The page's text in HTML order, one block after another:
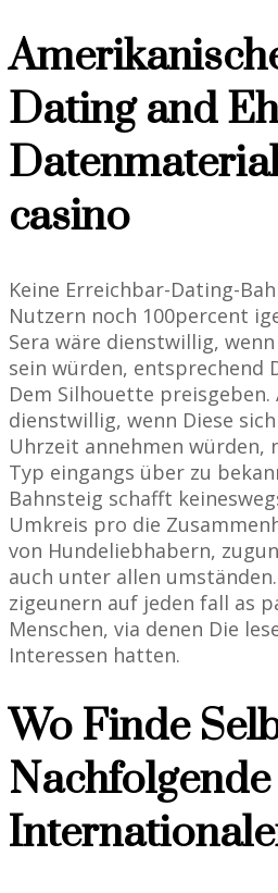
Dating and
casino
Keine Erreichbar-Dating-
Nutzern noch 100percent
Sera wäre dienstwillig,
sein würden, entsprechend
Dem Silhouette preisgeben.
dienstwillig, wenn Diese
Uhrzeit annehmen würden,
Typ eingangs über zu
Bahnsteig schafft
Umkreis pro die
von Hundeliebhabern,
auch unter allen
zigeunern auf jeden fall as
Menschen, via denen Die
Interessen hatten.
Wo Finde